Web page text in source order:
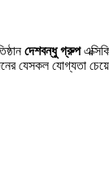
দেশবন্ধু গ্রুপ
যেসকল যোগ্যতা